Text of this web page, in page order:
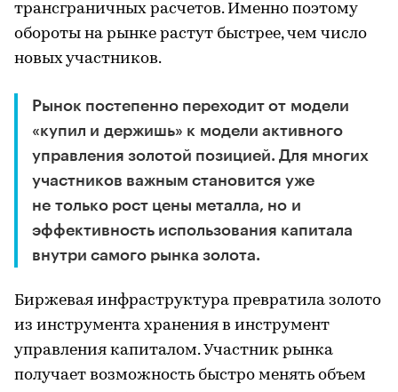
трансграничных расчетов. Именно поэтому
обороты на рынке растут быстрее, чем число
новых участников.
Рынок постепенно переходит от модели
«купил и держишь» к модели активного
управления золотой позицией. Для многих
участников важным становится уже
не только рост цены металла, но и
эффективность использования капитала
внутри самого рынка золота.
Биржевая инфраструктура превратила золото
из инструмента хранения в инструмент
управления капиталом. Участник рынка
получает возможность быстро менять объем